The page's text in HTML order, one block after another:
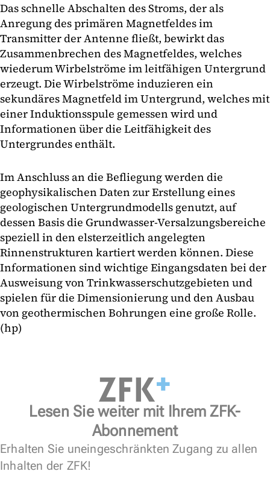
Das schnelle Abschalten des Stroms, der als
Anregung des primären Magnetfeldes im
Transmitter der Antenne fließt, bewirkt das
Zusammenbrechen des Magnetfeldes, welches
wiederum Wirbelströme im leitfähigen Untergrund
erzeugt. Die Wirbelströme induzieren ein
sekundäres Magnetfeld im Untergrund, welches mit
einer Induktionsspule gemessen wird und
Informationen über die Leitfähigkeit des
Untergrundes enthält.
Im Anschluss an die Befliegung werden die
geophysikalischen Daten zur Erstellung eines
geologischen Untergrundmodells genutzt, auf
dessen Basis die Grundwasser-Versalzungsbereiche
speziell in den elsterzeitlich angelegten
Rinnenstrukturen kartiert werden können. Diese
Informationen sind wichtige Eingangsdaten bei der
Ausweisung von Trinkwasserschutzgebieten und
spielen für die Dimensionierung und den Ausbau
von geothermischen Bohrungen eine große Rolle.
(hp)
Lesen Sie weiter mit Ihrem ZFK-
Abonnement
Erhalten Sie uneingeschränkten Zugang zu allen
Inhalten der ZFK!